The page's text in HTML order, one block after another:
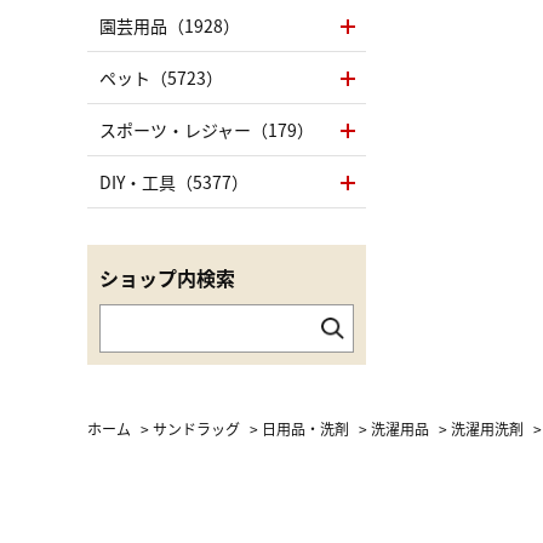
園芸用品（1928）
ペット（5723）
スポーツ・レジャー（179）
DIY・工具（5377）
ショップ内検索
ホーム >サンドラッグ > 日用品・洗剤 >洗濯用品 >洗濯用洗剤